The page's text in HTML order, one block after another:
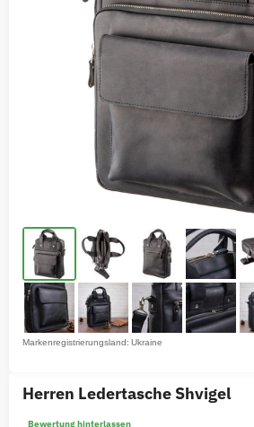
Markenregistrierungsland: Ukraine
Herren Ledertasche Shvigel
Bewertung hinterlassen